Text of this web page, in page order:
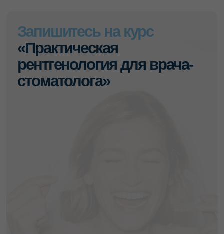
+79883894700